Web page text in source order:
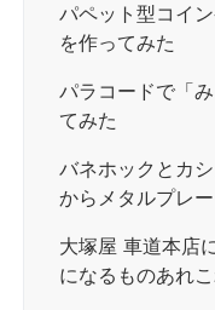
誠和(Seiwa)トコ
ザークラフト用
コバの仕上剤
SWA31505
￥1,100 ￥627 ト
革の繊維の奥ま
み、毛羽立ちを根
期に渡りおさえ
パペット型コイ
を作ってみた
パラコードで「
てみた
バネホックとカ
からメタルプレ
大塚屋 車道本店
になるものあれこ